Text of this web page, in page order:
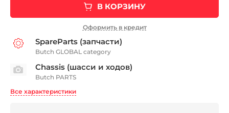
В КОРЗИНУ
Оформить в кредит
SpareParts (запчасти)
Butch GLOBAL category
Chassis (шасси и ходов)
Butch PARTS
Все характеристики